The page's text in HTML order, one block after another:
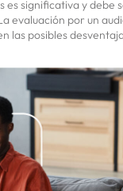
es significativa y
evaluación por un
las posibles